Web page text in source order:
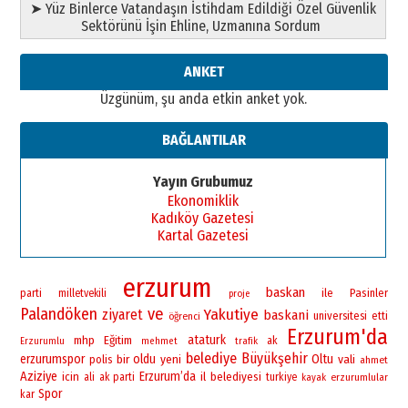
➤ Yüz Binlerce Vatandaşın İstihdam Edildiği Özel Güvenlik
Sektörünü İşin Ehline, Uzmanına Sordum
ANKET
Üzgünüm, şu anda etkin anket yok.
BAĞLANTILAR
Yayın Grubumuz
Ekonomiklik
Kadıköy Gazetesi
Kartal Gazetesi
parti milletvekili erzurum proje baskan ile Pasinler
Palandöken ziyaret ve öğrenci Yakutiye baskani universitesi etti
Erzurumlu mhp Eğitim mehmet ataturk trafik ak Erzurum'da
erzurumspor polis bir oldu yeni belediye Büyükşehir Oltu vali ahmet
Aziziye icin ali ak parti Erzurum’da il belediyesi turkiye kayak erzurumlular
kar Spor